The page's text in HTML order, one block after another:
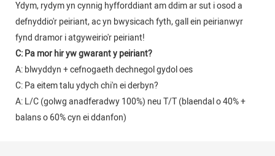
Ydym, rydym yn cynnig hyfforddiant am ddim ar sut i osod a
defnyddio'r peiriant, ac yn bwysicach fyth, gall ein peirianwyr
fynd dramor i atgyweirio'r peiriant!
C: Pa mor hir yw gwarant y peiriant?
A: blwyddyn + cefnogaeth dechnegol gydol oes
C: Pa eitem talu ydych chi'n ei derbyn?
A: L/C (golwg anadferadwy 100%) neu T/T (blaendal o 40% +
balans o 60% cyn ei ddanfon)